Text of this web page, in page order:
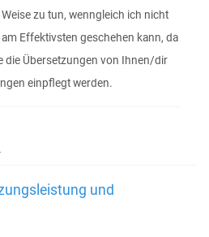
zu tun, wenngleich ich nicht
Effektivsten geschehen kann, da
die Übersetzungen von Ihnen/dir
einpflegt werden.
und